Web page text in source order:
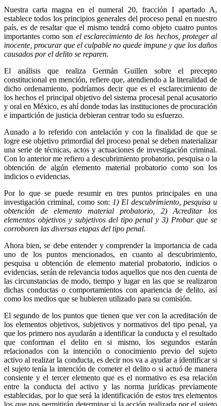
Linkedin
Telegram
Nuestra carta magna en el numeral 20, fracción I apartado A,
establece todos los principios generales del proceso penal en nuestro
país, es de resaltar que el mismo tendrá como objeto cuatro puntos
importantes como son el esclarecimiento de los hechos, proteger al
inocente, procurar que el culpable no quede impune y que los daños
causados por el delito se reparen.
El análisis que realiza Germán Guillen sobre el precepto
constitucional en mención, refiere que, atendiendo a la literalidad de
dicho ordenamiento, podríamos decir que es el esclarecimiento de
los hechos el principal objetivo del sistema procesal penal acusatorio
y oral en México, es ahí donde todas las instituciones de procuración
e impartición de justicia debieran centrar todo su esfuerzo.
Aunado a lo referido con antelación y con la finalidad de que se
logre ese objetivo primordial del proceso penal se deben materializar
una serie de técnicas, actos y actuaciones de investigación criminal.
Con lo anterior me refiero a descubrimiento probatorio, pesquisa o la
obtención de algún elemento material probatorio como son los
indicios o evidencias.
Por lo que se puede resumir en tres puntos principales en una
investigación criminal, como son: 1) El descubrimiento, pesquisa u
obtención de elemento material probatorio, 2) Acreditar los
elementos objetivos y subjetivos del tipo penal y 3) Probar que se
corroboren las diversas etapas del tipo penal.
Ahora bien, se debe entender y comprender la importancia de cada
uno de los puntos mencionados, en cuanto al descubrimiento,
pesquisa u obtención de elemento material probatorio, indicios o
evidencias, serán de relevancia todos aquellos que nos den cuenta de
las circunstancias de modo, tiempo y lugar en las que se realizaron
dichas conductas o comportamientos con apariencia de delito, así
como los medios que se hubieren utilizado para su comisión.
El segundo de los puntos que tienen que ver con la acreditación de
los elementos objetivos, subjetivos y normativos del tipo penal, ya
que los primero nos ayudarán a identificar la conducta y el resultado
que conforman el delito en si mismo, los segundos estarán
relacionados con la intención o conocimiento previo del sujeto
activo al realizar la conducta, es decir nos va a ayudar a identificar si
el sujeto tenía la intención de cometer el delito o si actuó de manera
consiente y el tercer elemento que es el normativo es esa relación
entre la conducta del activo y las norma jurídicas previamente
establecidas, por lo que será la identificación de estos tres elementos
los que nos permitirán determinar si la acción realizada por el sujeto